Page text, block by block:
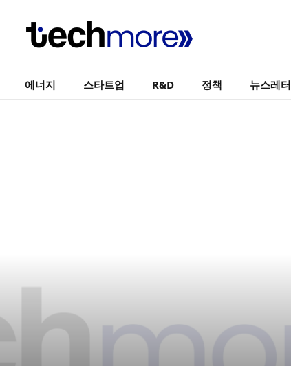
에너지 스타트업 R&D 정책 뉴스레터